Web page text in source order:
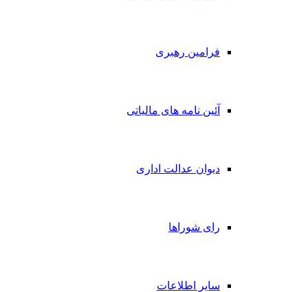
فرامین رهبری
آئین نامه های مالیاتی
دیوان عدالت اداری
رای شوراها
سایر اطلاعات